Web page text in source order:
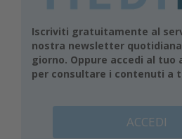
Iscriviti gratuitamente al
nostra newsletter
giorno. Oppure accedi al tuo
per consultare i contenuti a
ACCEDI